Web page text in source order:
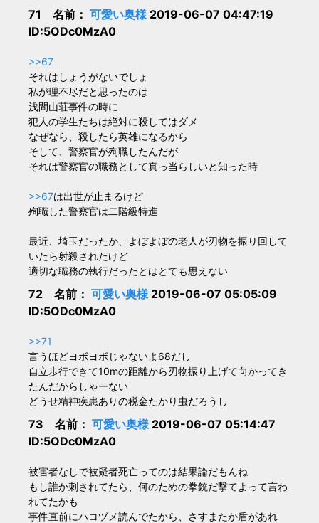
71 名前： 可愛い奥様2019-06-07 04:47:19
ID:5ODc0MzA0
>>67
それはしょうがないでしょ
私が理不尽だと思ったのは
浅間山荘事件の時に
犯人の学生たちは絶対に殺してはダメ
なぜなら、殺したら英雄になるから
そして、警察官が殉職したんだが
それは警察官の職務として真っ当らしいと知った時
>>67は出世が止まるけど
殉職した警察官は二階級特進
最近、埼玉だったか、よぼよぼの老人が刃物を振り回して
いたら射殺されたけど
適切な職務の執行だったとはとても思えない
72 名前： 可愛い奥様2019-06-07 05:05:09
ID:5ODc0MzA0
>>71
言うほどヨボヨボじゃないよ68だし
自立歩行できて10mの距離から刃物振り上げて向かってき
たんだからしゃーない
どうせ精神疾患ありの税金たかり虫だろうし
73 名前： 可愛い奥様2019-06-07 05:14:47
ID:5ODc0MzA0
被害者なしで被疑者死亡ってのは結果論だもんね
もし誰か刺されてたら、何のための拳銃だ撃てよって言わ
れてたかも
事件直前にハコヅメ読んでたから、さすまたか盾があれ